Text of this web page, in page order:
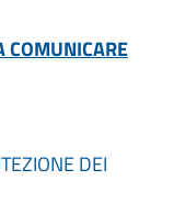
COMUNICARE
DEI